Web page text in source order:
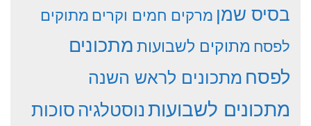
בסיס שמן מרקים חמים וקריםמתוקים
לפסח מתוקים לשבועותמתכונים
לפסח מתכונים לראש השנה
מתכונים לשבועותנוסטלגיהסוכות